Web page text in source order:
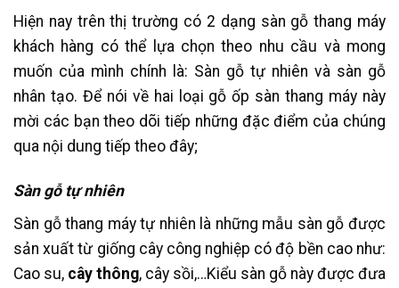
Hiện nay trên thị trường có 2 dạng sàn gỗ thang máy
khách hàng có thể lựa chọn theo nhu cầu và mong
muốn của mình chính là: Sàn gỗ tự nhiên và sàn gỗ
nhân tạo. Để nói về hai loại gỗ ốp sàn thang máy này
mời các bạn theo dõi tiếp những đặc điểm của chúng
qua nội dung tiếp theo đây;
Sàn gỗ tự nhiên
Sàn gỗ thang máy tự nhiên là những mẫu sàn gỗ được
sản xuất từ giống cây công nghiệp có độ bền cao như:
Cao su, cây thông, cây sồi,…Kiểu sàn gỗ này được đưa